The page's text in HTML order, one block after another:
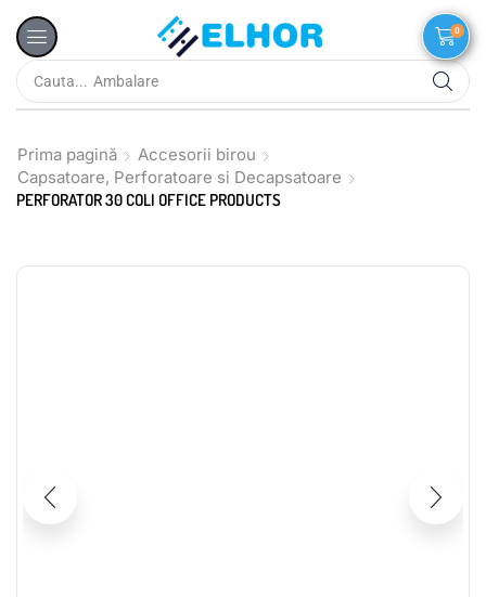
Cauta... Ambalare
0
Prima pagină
Accesorii birou
Capsatoare, Perforatoare si Decapsatoare
PERFORATOR 30 COLI OFFICE PRODUCTS